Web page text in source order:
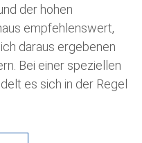
der hohen
empfehlenswert,
daraus ergebenen
Bei einer speziellen
es sich in der Regel